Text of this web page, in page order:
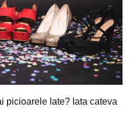
picioarele late? Iata cateva